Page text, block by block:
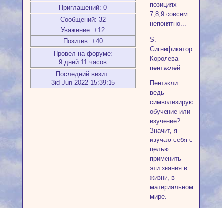
Приглашений: 0
Сообщений: 32
Уважение: +12
Позитив: +40
Провел на форуме:
9 дней 11 часов
Последний визит:
3rd Jun 2022 15:39:15
позициях
7,8,9 совсем
непонятно...
S.
Сигнификатор.
Королева
пентаклей
Пентакли
ведь
символизируют
обучение или
изучение?
Значит, я
изучаю себя с
целью
применить
эти знания в
жизни, в
материальном
мире.